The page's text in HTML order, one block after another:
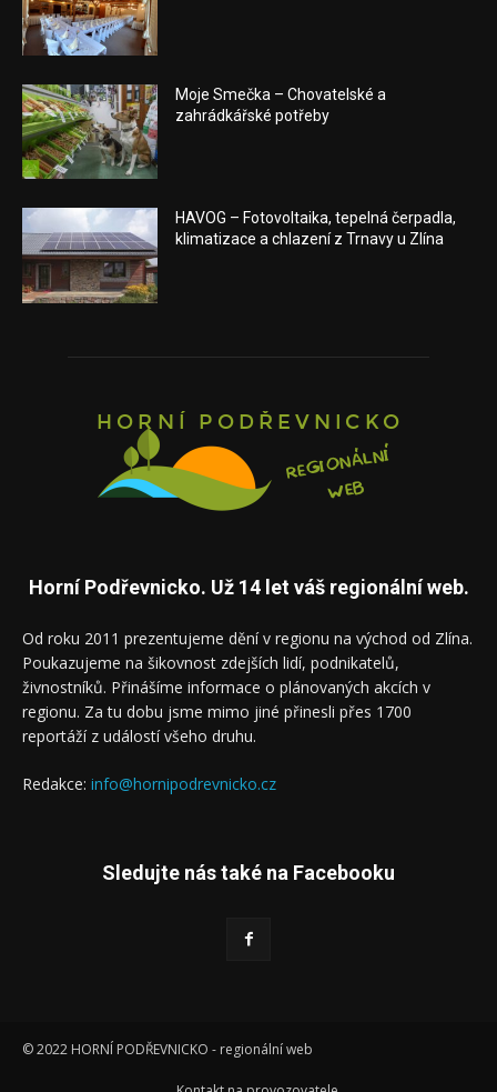
Moje Smečka – Chovatelské a
zahrádkářské potřeby
HAVOG – Fotovoltaika, tepelná čerpadla,
klimatizace a chlazení z Trnavy u Zlína
Horní Podřevnicko. Už 14 let váš regionální web.
Od roku 2011 prezentujeme dění v regionu na východ od Zlína.
Poukazujeme na šikovnost zdejších lidí, podnikatelů,
živnostníků. Přinášíme informace o plánovaných akcích v
regionu. Za tu dobu jsme mimo jiné přinesli přes 1700
reportáží z událostí všeho druhu.
Redakce: info@hornipodrevnicko.cz
Sledujte nás také na Facebooku
© 2022 HORNÍ PODŘEVNICKO - regionální web